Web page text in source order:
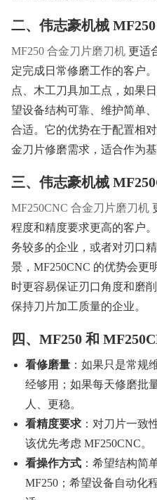
二、伟志豪机械
MF250 合金刀片磨刀机 更适
定完成日常修磨工作的客户
点、木工刀具加工点，如果
望设备结构可靠、维护简单
合适。它的优势在于配置相
金刀片修磨需求，适合作为基
三、伟志豪机械
MF250CNC 合金刀片磨刀机
程度和精度要求更高的客户
务较多的企业，或者对刃口
景，MF250CNC 的优势会更
时更容易保证刃口角度和磨
保持刀片加工质量的企业。
四、MF250 和
看修磨量 ：如果只是常规
经够用；如果每天修磨批
人、更稳。
看精度要求 ：对刀片一致
该优先考虑 MF250CNC。
看操作方式 ：希望结构简
MF250；希望设备自动化